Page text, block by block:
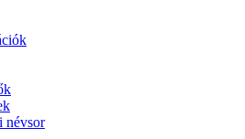
névsor